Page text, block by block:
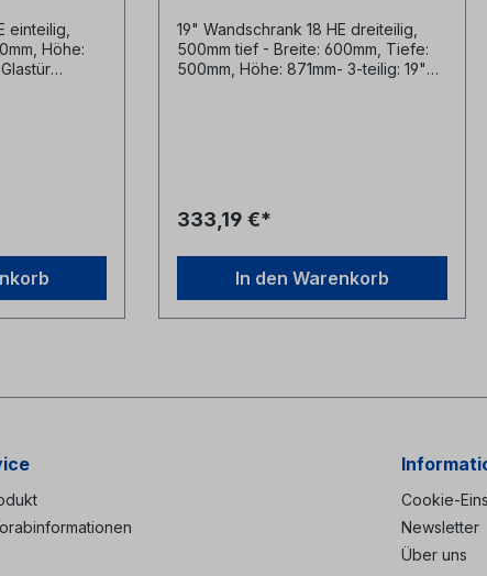
einteilig,
Höhe:
19" Wandschrank 18 HE dreiteilig,
500mm tief - Breite: 600mm, Tiefe:
500mm, Höhe: 871mm- 3-teilig: 19"
Blindabdeckung)- zwei
tiefenverstellbare Tragwinkel vorn-
umfangreiches Zubehör erhältlich
Restposten: nur noch 3 Stk.
333,19 €*
In den Warenkorb
Cookie-
Newsletter
Über uns